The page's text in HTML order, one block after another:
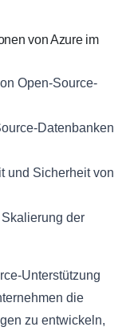
von Azure im
Open-Source-
Datenbanken
und Sicherheit von
der
Unterstützung
die
zu entwickeln,